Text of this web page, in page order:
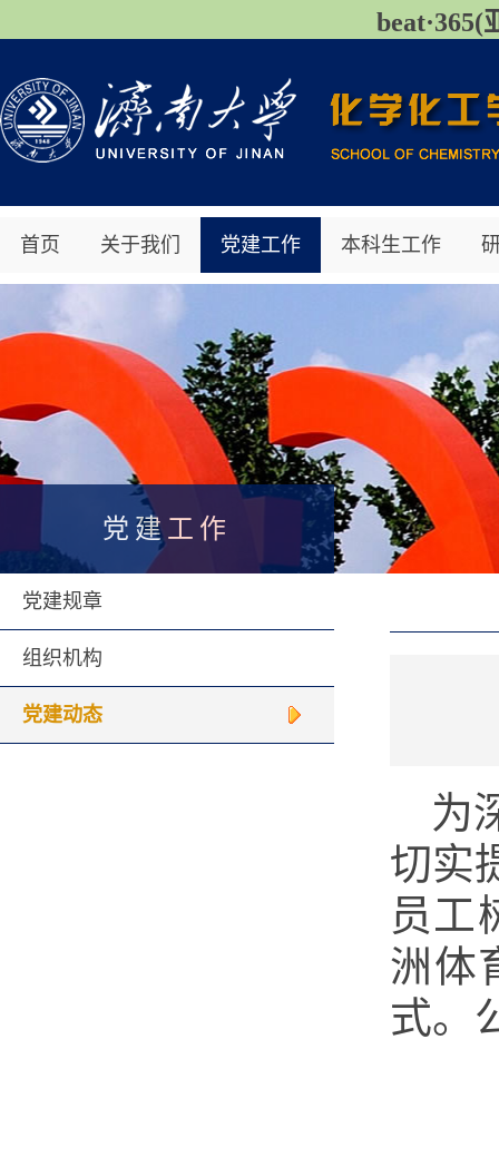
首页 关于我们 党建工作 本科生工作
党建工作
党建规章
组织机构
党建动态
为
切实
员工
洲体
式。